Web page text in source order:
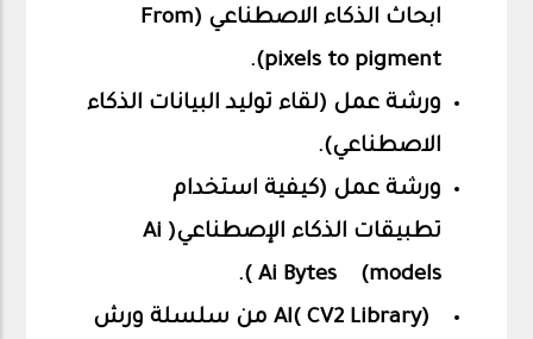
ابحاث الذكاء الاصطناعي (From
pixels to pigment).
ورشة عمل (لقاء توليد البيانات الذكاء
الاصطناعي).
ورشة عمل (كيفية استخدام
تطبيقات الذكاء الإصطناعي( Ai
models) Ai Bytes ).
(CV2 Library )AI من سلسلة ورش